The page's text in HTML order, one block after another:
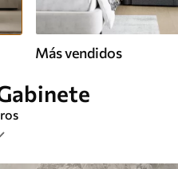
Más vendidos